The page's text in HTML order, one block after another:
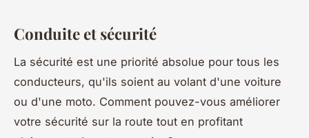
Conduite et sécurité
La sécurité est une priorité absolue pour tous les
conducteurs, qu'ils soient au volant d'une voiture
ou d'une moto. Comment pouvez-vous améliorer
votre sécurité sur la route tout en profitant